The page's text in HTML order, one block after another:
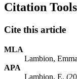
Citation Tools
Cite this article
MLA
Lambion,
APA
Lambion, E.